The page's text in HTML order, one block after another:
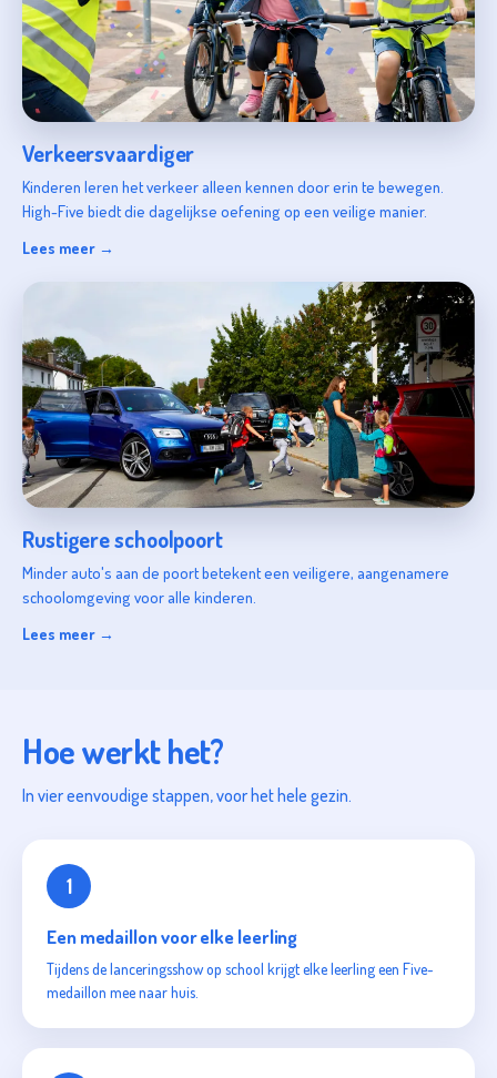
Verkeersvaardiger
Kinderen leren het verkeer alleen kennen door erin te bewegen.
High-Five biedt die dagelijkse oefening op een veilige manier.
Lees meer →
Rustigere schoolpoort
Minder auto's aan de poort betekent een veiligere, aangenamere
schoolomgeving voor alle kinderen.
Lees meer →
Hoe werkt het?
In vier eenvoudige stappen, voor het hele gezin.
1
Een medaillon voor elke leerling
Tijdens de lanceringsshow op school krijgt elke leerling een Five-
medaillon mee naar huis.